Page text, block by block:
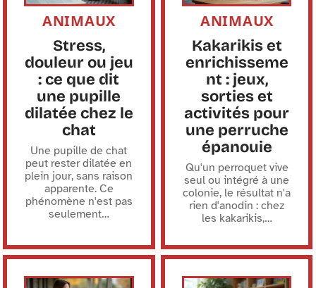
ANIMAUX
Stress,
douleur ou jeu
: ce que dit
une pupille
dilatée chez le
chat
Une pupille de chat
peut rester dilatée en
plein jour, sans raison
apparente. Ce
phénomène n'est pas
seulement…
ANIMAUX
Kakarikis et
enrichisseme
nt : jeux,
sorties et
activités pour
une perruche
épanouie
Qu'un perroquet vive
seul ou intégré à une
colonie, le résultat n'a
rien d'anodin : chez
les kakarikis,…